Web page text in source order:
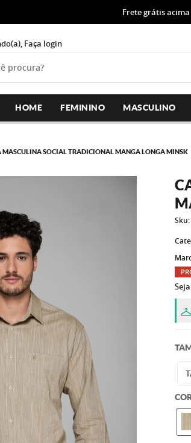
Frete grátis acima
Faça login
HOME FEMININO MASCULINO
MASCULINA SOCIAL TRADICIONAL MANGA LONGA MINSK